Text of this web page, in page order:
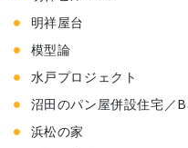
明祥屋台
模型論
水戸プロジェクト
沼田のパン屋併設住宅
浜松の家